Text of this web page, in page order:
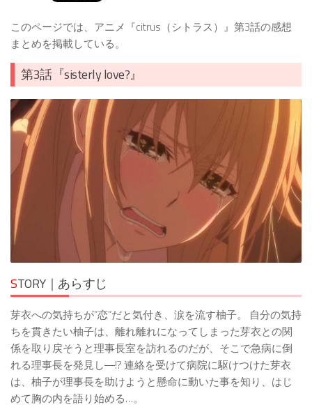
このページでは、アニメ『citrus（シトラス）』第3話の感想
まとめを掲載している。
第3話『sisterly love?』
STORY｜あらすじ
芽衣への気持ちが”恋”だと気付き、涙を流す柚子。 自分の気持
ちを貫きたい柚子は、離れ離れになってしまった芽衣との関
係を取り戻そうと理事長室を訪れるのだが、そこで急病に倒
れる理事長を発見し―!? 連絡を受けて病院に駆けつけた芽衣
は、柚子が理事長を助けようと懸命に動いた事を知り、はじ
めて胸の内を語り始める…。